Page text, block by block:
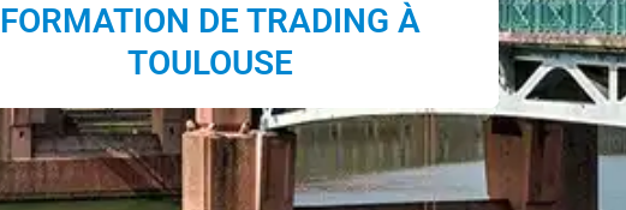
FORMATION DE TRADING À
TOULOUSE